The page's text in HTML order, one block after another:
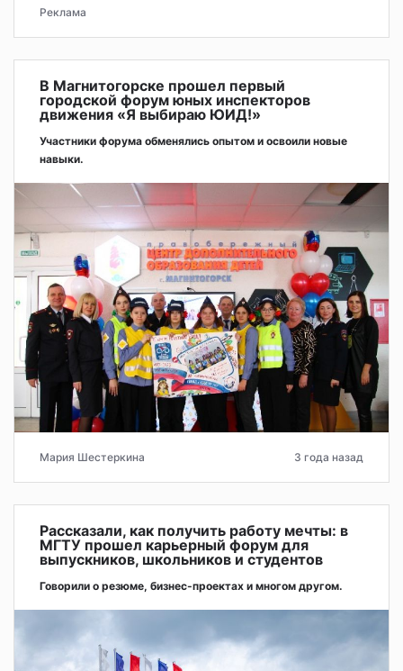
Реклама
В Магнитогорске прошел первый
городской форум юных инспекторов
движения «Я выбираю ЮИД!»
Участники форума обменялись опытом и освоили новые
навыки.
Мария Шестеркина 3 года назад
Рассказали, как получить работу мечты: в
МГТУ прошел карьерный форум для
выпускников, школьников и студентов
Говорили о резюме, бизнес-проектах и многом другом.